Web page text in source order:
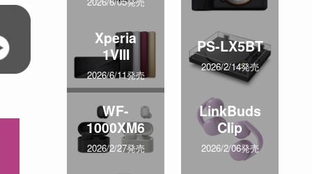
Xperia
1VIII
2026/6/11発売
PS-LX5BT
2026/2/14発売
WF-
1000XM6
2026/2/27発売
LinkBuds
Clip
2026/2/06発売